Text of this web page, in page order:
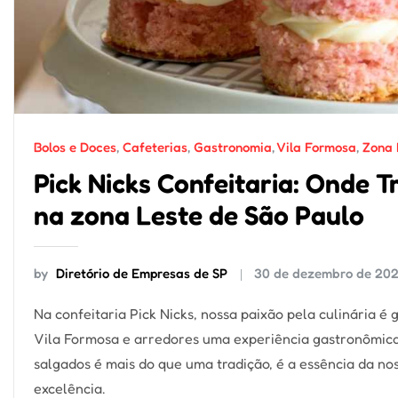
Bolos e Doces, Cafeterias, Gastronomia,Vila Formosa, Zona
Pick Nicks Confeitaria: Onde
na zona Leste de São Paulo
by Diretório de Empresas de SP 30 de dezembro de
Na confeitaria Pick Nicks, nossa paixão pela culinária
Vila Formosa e arredores uma experiência
salgados é mais do que uma tradição, é a essência da
excelência.